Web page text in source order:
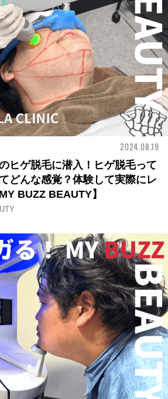
2024.08.19
ヒゲ脱毛に潜入！ヒゲ脱毛って
どんな感覚？体験して実際にレ
BUZZ BEAUTY】